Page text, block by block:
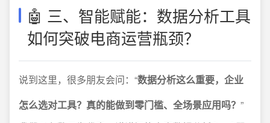
🤖 三、智能赋能：数据分析工具
如何突破电商运营瓶颈？
说到这里，很多朋友会问：“数据分析这么重要，企业
怎么选对工具？真的能做到零门槛、全场景应用吗？ ”